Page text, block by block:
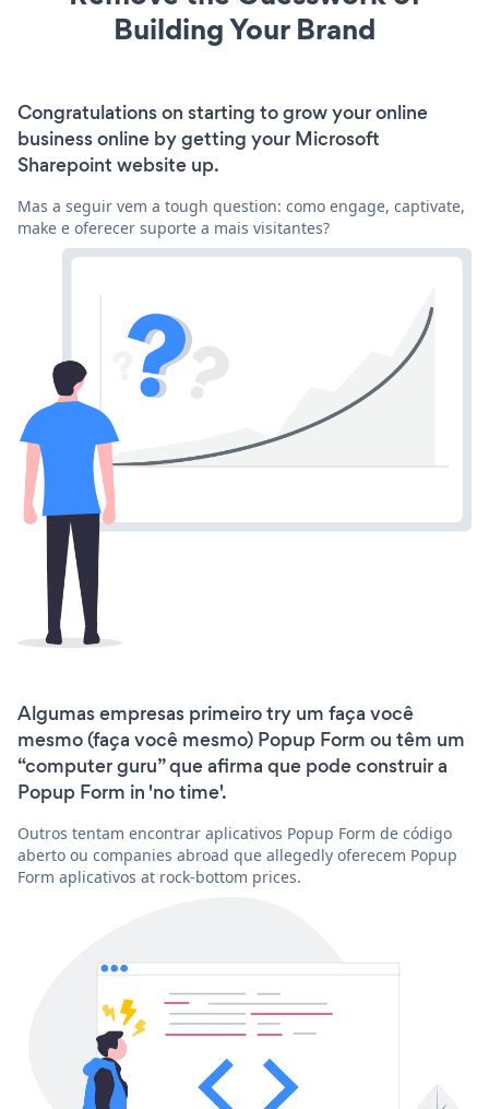
Building Your Brand
Congratulations on starting to grow your online
business online by getting your Microsoft
Sharepoint website up.
Mas a seguir vem a tough question: como engage, captivate,
make e oferecer suporte a mais visitantes?
Algumas empresas primeiro try um faça você
mesmo (faça você mesmo) Popup Form ou têm um
“computer guru” que afirma que pode construir a
Popup Form in 'no time'.
Outros tentam encontrar aplicativos Popup Form de código
aberto ou companies abroad que allegedly oferecem Popup
Form aplicativos at rock-bottom prices.